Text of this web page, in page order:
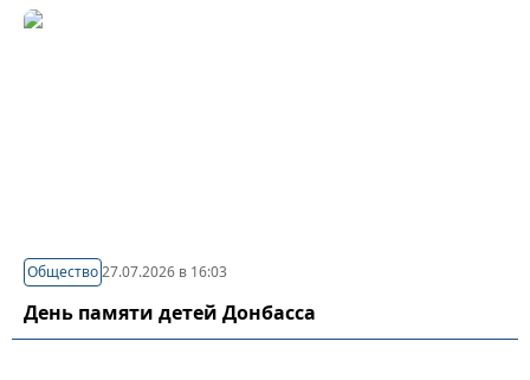
Общество27.07.2026 в 16:03
День памяти детей Донбасса